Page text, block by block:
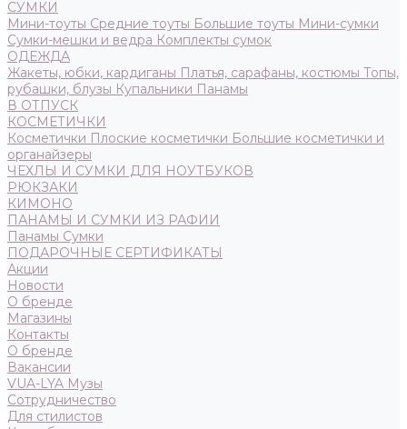
СУМКИ
Мини-тоуты Средние тоуты Большие тоуты Мини-сумки
Сумки-мешки и ведра Комплекты сумок
ОДЕЖДА
Жакеты, юбки, кардиганы Платья, сарафаны, костюмы Топы,
рубашки, блузы Купальники Панамы
В ОТПУСК
КОСМЕТИЧКИ
Косметички Плоские косметички Большие косметички и
органайзеры
ЧЕХЛЫ И СУМКИ ДЛЯ НОУТБУКОВ
РЮКЗАКИ
КИМОНО
ПАНАМЫ И СУМКИ ИЗ РАФИИ
Панамы Сумки
ПОДАРОЧНЫЕ СЕРТИФИКАТЫ
Акции
Новости
О бренде
Магазины
Контакты
О бренде
Вакансии
VUA-LYA Музы
Сотрудничество
Для стилистов